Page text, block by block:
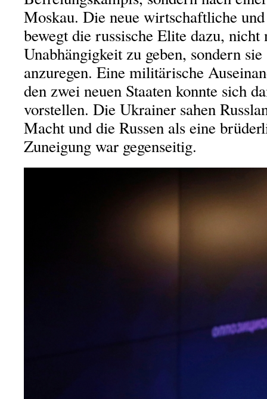
Moskau. Die neue wirtschaftliche
bewegt die russische Elite dazu,
Unabhängigkeit zu geben, sondern sie
anzuregen. Eine militärische
den zwei neuen Staaten konnte sich
vorstellen. Die Ukrainer sahen
Macht und die Russen als eine
Zuneigung war gegenseitig.